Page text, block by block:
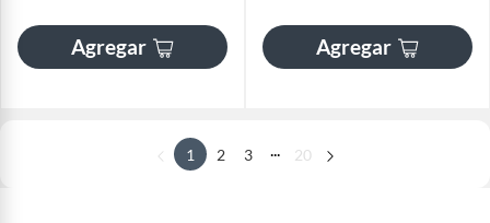
Agregar Agregar
1 2 3 ... 20